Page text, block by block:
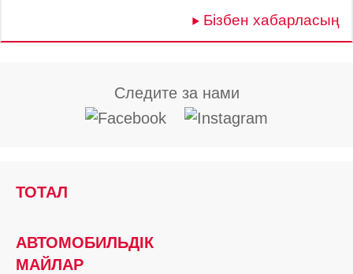
Бізбен хабарласың
Следите за нами
ТОТАЛ
АВТОМОБИЛЬДІК
МАЙЛАР